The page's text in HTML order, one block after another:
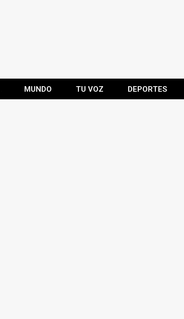
MUNDO TU VOZ DEPORTES